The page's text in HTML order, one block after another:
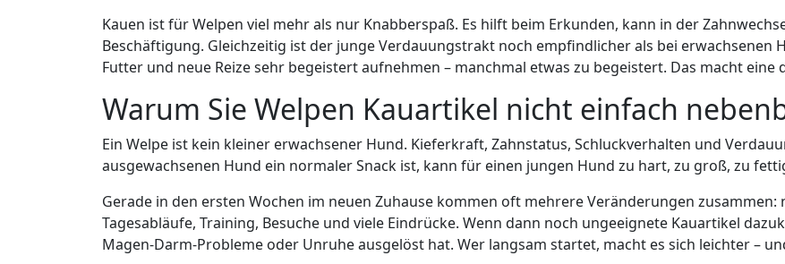
Kauen ist für Welpen viel mehr als nur Knabberspaß. Es hilft beim Erkunden, kann in der
Beschäftigung. Gleichzeitig ist der junge Verdauungstrakt noch empfindlicher als bei erwachsenen
Futter und neue Reize sehr begeistert aufnehmen – manchmal etwas zu begeistert. Das macht eine
Warum Sie Welpen Kauartikel nicht einfach
Ein Welpe ist kein kleiner erwachsener Hund. Kieferkraft, Zahnstatus, Schluckverhalten und
ausgewachsenen Hund ein normaler Snack ist, kann für einen jungen Hund zu hart, zu groß, zu
Gerade in den ersten Wochen im neuen Zuhause kommen oft mehrere Veränderungen zusammen:
Tagesabläufe, Training, Besuche und viele Eindrücke. Wenn dann noch ungeeignete Kauartikel
Magen-Darm-Probleme oder Unruhe ausgelöst hat. Wer langsam startet, macht es sich leichter –